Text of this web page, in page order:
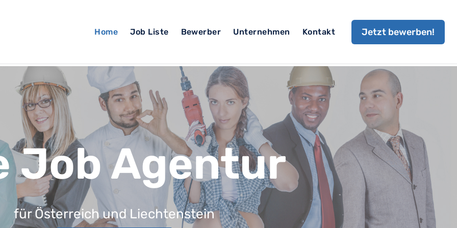
Home Job Liste Bewerber Unternehmen Kontakt Jetzt bewerben!
Job Agentur
für Österreich und Liechtenstein